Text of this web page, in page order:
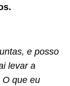
e posso
levar a
O que eu